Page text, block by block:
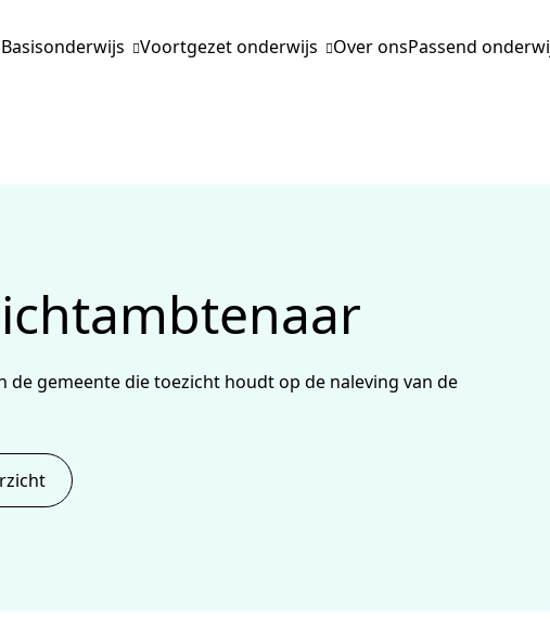
Basisonderwijs Voortgezet onderwijs Over onsPassend
de gemeente die toezicht houdt op de naleving van de